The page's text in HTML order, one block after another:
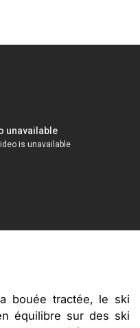
bouée tractée, le ski
équilibre sur des ski